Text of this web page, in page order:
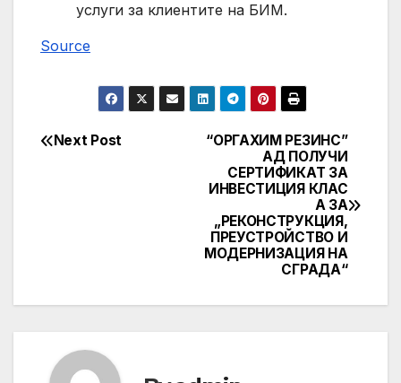
услуги за клиентите на БИМ.
Source
Post
“ОРГАХИМ РЕЗИНС”
АД ПОЛУЧИ
СЕРТИФИКАТ ЗА
ИНВЕСТИЦИЯ КЛАС
А ЗА
„РЕКОНСТРУКЦИЯ,
ПРЕУСТРОЙСТВО И
МОДЕРНИЗАЦИЯ НА
СГРАДА“
Next Post